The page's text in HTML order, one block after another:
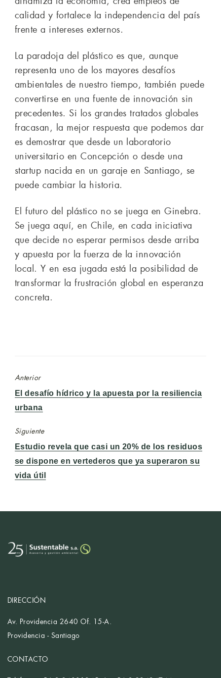
calidad y fortalece la independencia del país
frente a intereses externos.
La paradoja del plástico es que, aunque
representa uno de los mayores desafíos
ambientales de nuestro tiempo, también puede
convertirse en una fuente de innovación sin
precedentes. Si los grandes tratados globales
fracasan, la mejor respuesta que podemos dar
es demostrar que desde un laboratorio
universitario en Concepción o desde una
startup nacida en un garaje en Santiago, se
puede cambiar la historia.
El futuro del plástico no se juega en Ginebra.
Se juega aquí, en Chile, en cada iniciativa
que decide no esperar permisos desde arriba
y apuesta por la fuerza de la innovación
local. Y en esa jugada está la posibilidad de
transformar la frustración global en esperanza
concreta.
Anterior
Entrada
anterior:
El desafío hídrico y la apuesta por la resiliencia
urbana
Siguiente
Entrada
siguiente:
Estudio revela que casi un 20% de los residuos
se dispone en vertederos que ya superaron su
vida útil
DIRECCIÓN
Av. Providencia 2640 Of. 15-A.
Providencia - Santiago
CONTACTO